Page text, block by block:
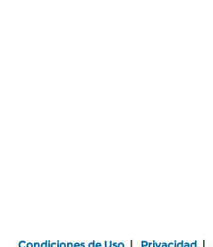
Condiciones de Uso | Privacidad |